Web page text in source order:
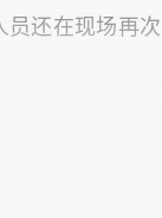
员还在现场再次